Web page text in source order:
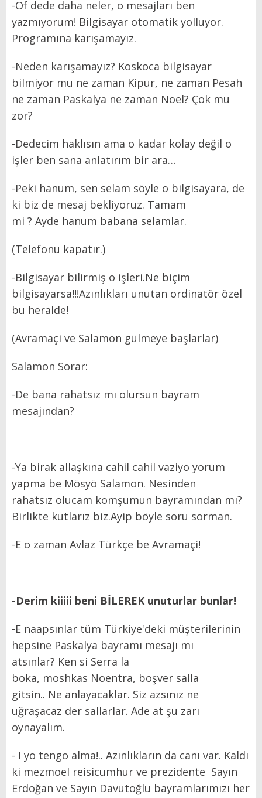
-Of dede daha neler, o mesajları ben
yazmıyorum! Bilgisayar otomatik yolluyor.
Programına karışamayız.
-Neden karışamayız? Koskoca bilgisayar
bilmiyor mu ne zaman Kipur, ne zaman Pesah
ne zaman Paskalya ne zaman Noel? Çok mu
zor?
-Dedecim haklısın ama o kadar kolay değil o
işler ben sana anlatırım bir ara…
-Peki hanum, sen selam söyle o bilgisayara, de
ki biz de mesaj bekliyoruz. Tamam
mi ? Ayde hanum babana selamlar.
(Telefonu kapatır.)
-Bilgisayar bilirmiş o işleri.Ne biçim
bilgisayarsa!!!Azınlıkları unutan ordinatör özel
bu heralde!
(Avramaçi ve Salamon gülmeye başlarlar)
Salamon Sorar:
-De bana rahatsız mı olursun bayram
mesajından?
-Ya birak allaşkına cahil cahil vaziyo yorum
yapma be Mösyö Salamon. Nesinden
rahatsız olucam komşumun bayramından mı?
Birlikte kutlarız biz.Ayip böyle soru sorman.
-E o zaman Avlaz Türkçe be Avramaçi!
-Derim kiiiii beni BİLEREK unuturlar bunlar!
-E naapsınlar tüm Türkiye'deki müşterilerinin
hepsine Paskalya bayramı mesajı mı
atsınlar? Ken si Serra la
boka, moshkas Noentra, boşver salla
gitsin.. Ne anlayacaklar. Siz azsınız ne
uğraşacaz der sallarlar. Ade at şu zarı
oynayalım.
- I yo tengo alma!.. Azınlıkların da canı var. Kaldı
ki mezmoel reisicumhur ve prezidente Sayın
Erdoğan ve Sayın Davutoğlu bayramlarımızı her